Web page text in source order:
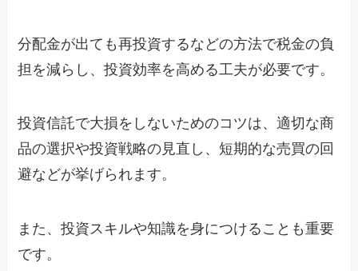
分配金が出ても再投資するなどの方法で税金の負
担を減らし、投資効率を高める工夫が必要です。
投資信託で大損をしないためのコツは、適切な商
品の選択や投資戦略の見直し、短期的な売買の回
避などが挙げられます。
また、投資スキルや知識を身につけることも重要
です。